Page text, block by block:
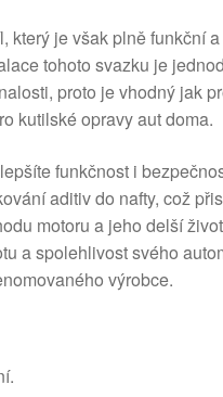
který je však plně funkční
tohoto svazku je
proto je vhodný jak
kutilské opravy aut doma.
funkčnost i
aditiv do nafty, což
motoru a jeho delší
a spolehlivost svého
výrobce.